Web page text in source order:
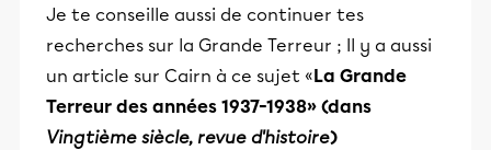
Je te conseille aussi de continuer tes
recherches sur la Grande Terreur ; Il y a aussi
un article sur Cairn à ce sujet «La Grande
Terreur des années 1937-1938» (dans
Vingtième siècle, revue d'histoire)